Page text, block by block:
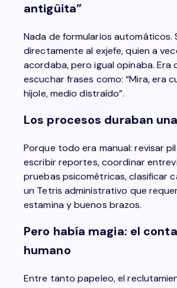
antigüita”
Nada de formularios automáticos.
directamente al exjefe, quien a
acordaba, pero igual opinaba. Era
escuchar frases como: “Mira, era
híjole, medio distraído”.
Los procesos duraban
Porque todo era manual: revisar
escribir reportes, coordinar
pruebas psicométricas, clasificar
un Tetris administrativo que
estamina y buenos brazos.
Pero había magia: el
humano
Entre tanto papeleo, el